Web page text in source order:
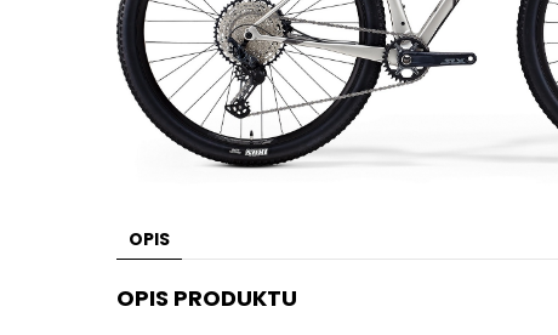
OPIS
OPIS PRODUKTU